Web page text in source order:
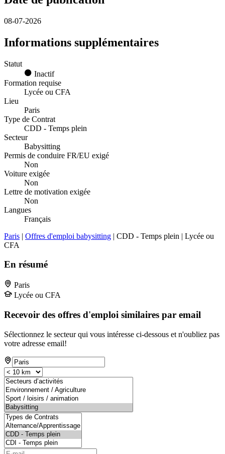
08-07-2026
Informations supplémentaires
Statut
Inactif
Formation requise
Lycée ou CFA
Lieu
Paris
Type de Contrat
CDD - Temps plein
Secteur
Babysitting
Permis de conduire FR/EU exigé
Non
Voiture exigée
Non
Lettre de motivation exigée
Non
Langues
Français
Paris | Offres d'emploi babysitting | CDD - Temps plein | Lycée ou
CFA
En résumé
Paris
Lycée ou CFA
Recevoir des offres d'emploi similaires par email
Sélectionnez le secteur qui vous intéresse ci-dessous et n'oubliez pas
votre adresse email!